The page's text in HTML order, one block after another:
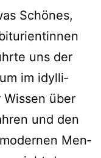
Schö­nes,
uns der
im idyl­li­
über
und den
Men­